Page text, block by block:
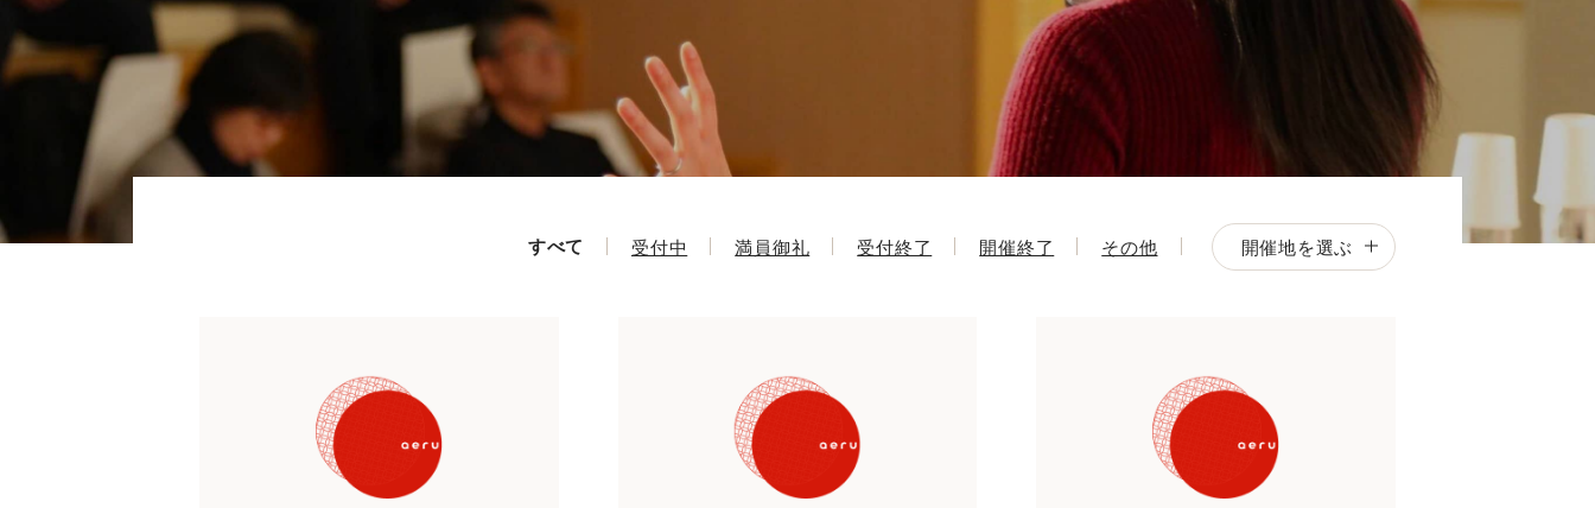
すべて 受付中 満員御礼 受付終了 開催終了 その他 開催地を選ぶ